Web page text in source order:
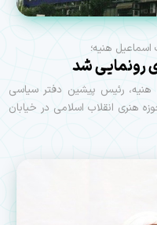
هنیه؛
رونمایی شد
هنیه، رئیس پیشین دفتر سیاسی
هنری انقلاب اسلامی در خیابان